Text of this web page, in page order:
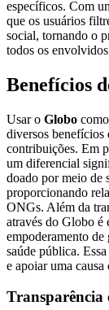
específicos. Com
que os usuários
social, tornando o
todos os
Benefícios
Usar o Globo
diversos benefícios
contribuições. Em
um diferencial
doado por meio de
proporcionando
ONGs. Além da
através do Globo é
empoderamento
saúde pública.
e apoiar uma
Transparência